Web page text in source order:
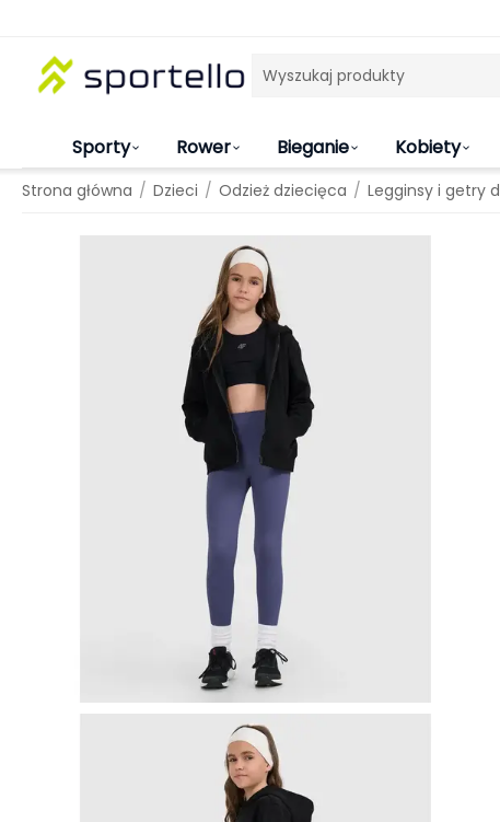
Sporty Rower Bieganie Kobiety
Strona główna / Dzieci / Odzież dziecięca / Legginsy i getry